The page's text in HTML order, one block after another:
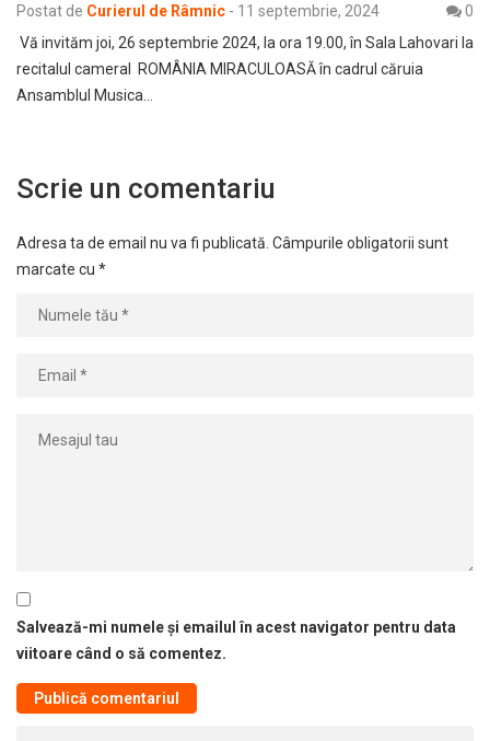
Postat de Curierul de Râmnic - 11 septembrie, 2024
0
Vă invităm joi, 26 septembrie 2024, la ora 19.00, în Sala Lahovari la
recitalul cameral ROMÂNIA MIRACULOASĂ în cadrul căruia
Ansamblul Musica…
Scrie un comentariu
Adresa ta de email nu va fi publicată. Câmpurile obligatorii sunt
marcate cu *
Salvează-mi numele și emailul în acest navigator pentru data
viitoare când o să comentez.